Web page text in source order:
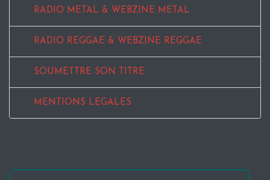
RADIO METAL & WEBZINE METAL
RADIO REGGAE & WEBZINE REGGAE
SOUMETTRE SON TITRE
MENTIONS LEGALES